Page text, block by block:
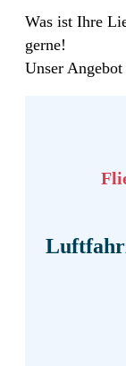
Was ist Ihre
gerne!
Unser Angebot